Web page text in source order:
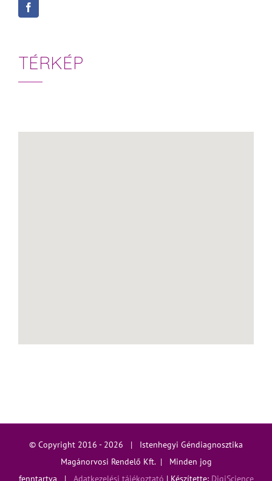
TÉRKÉP
© Copyright 2016 - 2026 | Istenhegyi Géndiagnosztika
Magánorvosi Rendelő Kft. | Minden jog
fenntartva | Adatkezelési tájékoztató | Készítette: DigiScience